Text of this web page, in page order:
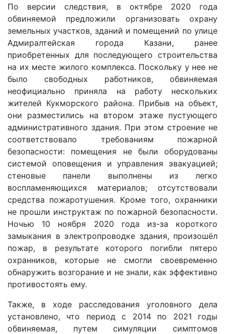
По версии следствия, в октябре 2020 года
обвиняемой предложили организовать охрану
земельных участков, зданий и помещений по улице
Адмиралтейская города Казани, ранее
приобретенных для последующего строительства
на их месте жилого комплекса. Поскольку у нее не
было свободных работников, обвиняемая
неофициально приняла на работу нескольких
жителей Кукморского района. Прибыв на объект,
они разместились на втором этаже пустующего
административного здания. При этом строение не
соответствовало требованиям пожарной
безопасности: помещения не были оборудованы
системой оповещения и управления эвакуацией;
стеновые панели выполнены из легко
воспламеняющихся материалов; отсутствовали
средства пожаротушения. Кроме того, охранники
не прошли инструктаж по пожарной безопасности.
Ночью 10 ноября 2020 года из-за короткого
замыкания в электропроводке здания, произошёл
пожар, в результате которого погибли пятеро
охранников, которые не смогли своевременно
обнаружить возгорание и не знали, как эффективно
противостоять ему.
Также, в ходе расследования уголовного дела
установлено, что период с 2014 по 2021 годы
обвиняемая, путем симуляции симптомов